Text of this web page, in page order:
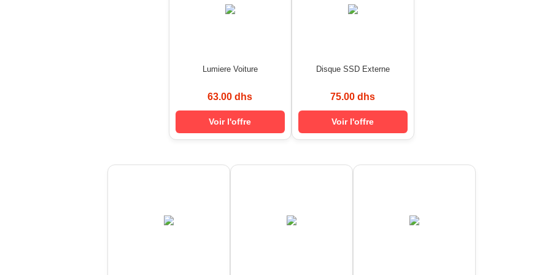
Lumiere Voiture
63.00 dhs
Voir l'offre
Disque SSD Externe
75.00 dhs
Voir l'offre